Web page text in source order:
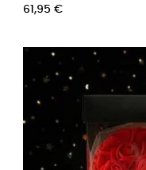
Prix
61,95 €